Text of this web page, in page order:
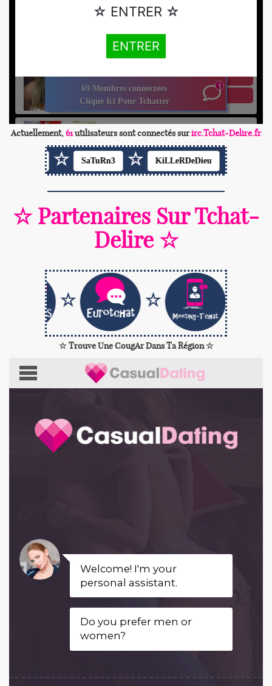
Actuellement,61utilisateurs sont connectés surirc.Tchat-Delire.fr
SaTuRn3 ☆ KiLLeRDeDieu ☆ KaLiNuX
☆ Partenaires Sur Tchat-
Delire ☆
☆ ☆
☆ Trouve Une CougAr Dans Ta Région ☆